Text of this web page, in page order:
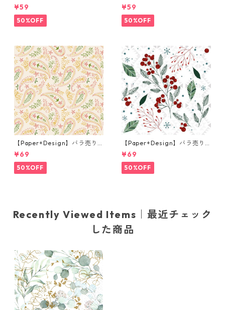
枚 カクテルサイズ ペーパーナ
プキン Small blossoms ピン
ク
¥59
50%OFF
枚 カクテルサイズ ペーパーナ
プキン Martini ブラック
¥59
50%OFF
【Paper+Design】バラ売り2
枚 ランチサイズ ペーパーナプ
キン Golden paisley クリーム
¥69
50%OFF
【Paper+Design】バラ売り2
枚 ランチサイズ ペーパーナプ
キン Festive florals ホワイト
¥69
50%OFF
Recently Viewed Items｜最近チェック
した商品